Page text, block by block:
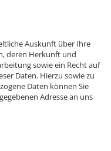
Auskunft über Ihre
deren Herkunft und
sowie ein Recht auf
Daten. Hierzu sowie zu
Daten können Sie
Adresse an uns